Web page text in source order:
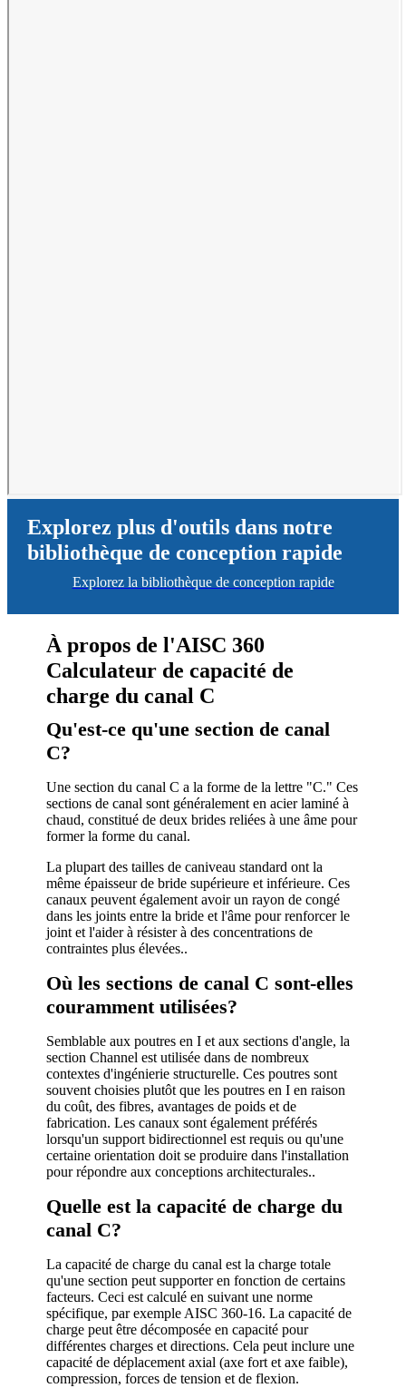
Explorez plus d'outils dans notre
bibliothèque de conception rapide
Explorez la bibliothèque de conception rapide
À propos de l'AISC 360
Calculateur de capacité de
charge du canal C
Qu'est-ce qu'une section de canal
C?
Une section du canal C a la forme de la lettre "C." Ces
sections de canal sont généralement en acier laminé à
chaud, constitué de deux brides reliées à une âme pour
former la forme du canal.
La plupart des tailles de caniveau standard ont la
même épaisseur de bride supérieure et inférieure. Ces
canaux peuvent également avoir un rayon de congé
dans les joints entre la bride et l'âme pour renforcer le
joint et l'aider à résister à des concentrations de
contraintes plus élevées..
Où les sections de canal C sont-elles
couramment utilisées?
Semblable aux poutres en I et aux sections d'angle, la
section Channel est utilisée dans de nombreux
contextes d'ingénierie structurelle. Ces poutres sont
souvent choisies plutôt que les poutres en I en raison
du coût, des fibres, avantages de poids et de
fabrication. Les canaux sont également préférés
lorsqu'un support bidirectionnel est requis ou qu'une
certaine orientation doit se produire dans l'installation
pour répondre aux conceptions architecturales..
Quelle est la capacité de charge du
canal C?
La capacité de charge du canal est la charge totale
qu'une section peut supporter en fonction de certains
facteurs. Ceci est calculé en suivant une norme
spécifique, par exemple AISC 360-16. La capacité de
charge peut être décomposée en capacité pour
différentes charges et directions. Cela peut inclure une
capacité de déplacement axial (axe fort et axe faible),
compression, forces de tension et de flexion.